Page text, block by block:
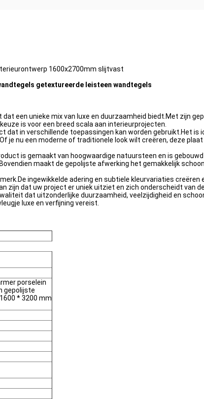
1600x2700mm slijtvast
getextureerde leisteen wandtegels
een unieke mix van luxe en duurzaamheid biedt.Met zijn
is voor een breed scala aan interieurprojecten.
dat in verschillende toepassingen kan worden gebruikt.Het is
nu een moderne of traditionele look wilt creëren, deze plaat
is gemaakt van hoogwaardige natuursteen en is
maakt de gepolijste afwerking het gemakkelijk
ingewikkelde adering en subtiele kleurvariaties
zijn dat uw project er uniek uitziet en zich onderscheidt van
dat uitzonderlijke duurzaamheid, veelzijdigheid en
luxe en verfijning vereist.
porselein
gepolijste
* 3200 mm